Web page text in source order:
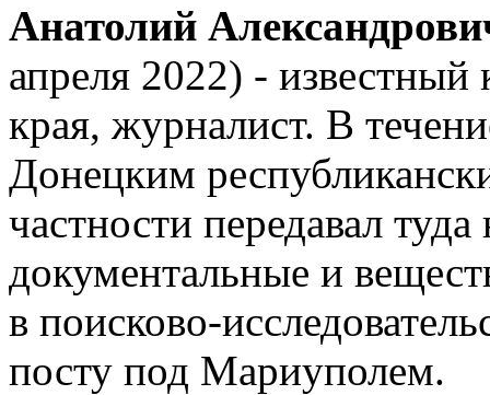
Анатолий
апреля 2022) - известный
края, журналист. В
Донецким
частности передавал
документальные и
в поисково-
посту под Мариуполем.